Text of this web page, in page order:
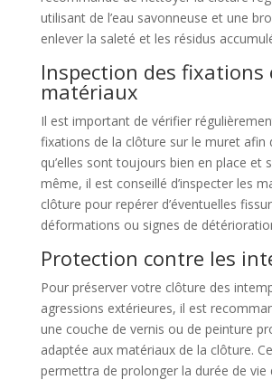
utilisant de l’eau savonneuse et une
enlever la saleté et les résidus
Inspection des fixations
matériaux
Il est important de vérifier
fixations de la clôture sur le muret afin
qu’elles sont toujours bien en place et
même, il est conseillé d’inspecter les
clôture pour repérer d’éventuelles
déformations ou signes de
Protection contre les
Pour préserver votre clôture des
agressions extérieures, il est
une couche de vernis ou de peinture
adaptée aux matériaux de la clôture.
permettra de prolonger la durée de vie